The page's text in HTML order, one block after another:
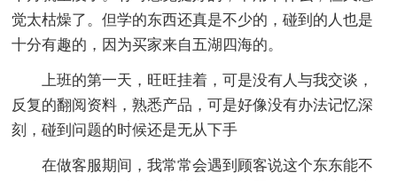
觉太枯燥了。但学的东西还真是不少的，碰到的人也是
十分有趣的，因为买家来自五湖四海的。
上班的第一天，旺旺挂着，可是没有人与我交谈，
反复的翻阅资料，熟悉产品，可是好像没有办法记忆深
刻，碰到问题的时候还是无从下手
在做客服期间，我常常会遇到顾客说这个东东能不